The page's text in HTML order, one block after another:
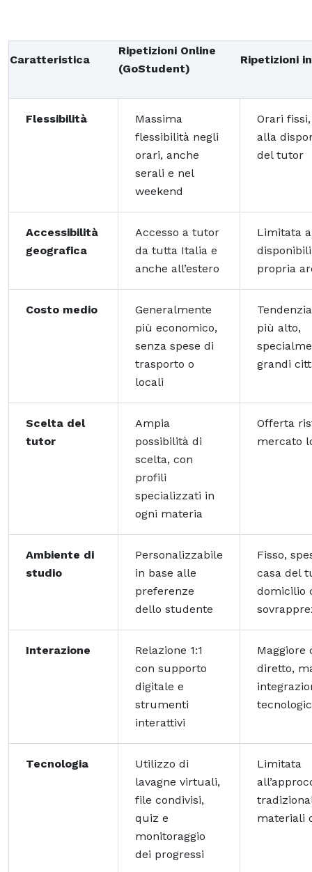
Caratteristica
Ripetizioni Online
(GoStudent)
Ripetizioni
Flessibilità
Massima
flessibilità negli
orari, anche
serali e nel
weekend
Orari
alla
del tutor
Accessibilità
geografica
Accesso a tutor
da tutta Italia e
anche all’estero
Limitata
propria
Costo medio
Generalmente
più economico,
senza spese di
trasporto o
locali
più alto,
grandi
Scelta del
tutor
Ampia
possibilità di
scelta, con
profili
specializzati in
ogni materia
Offerta
mercato
Ambiente di
studio
Personalizzabile
in base alle
preferenze
dello studente
Fisso,
casa del
domicilio
Interazione
Relazione 1:1
con supporto
digitale e
strumenti
interattivi
Maggiore
diretto,
Tecnologia
Utilizzo di
lavagne virtuali,
file condivisi,
quiz e
monitoraggio
dei progressi
Limitata
materiali